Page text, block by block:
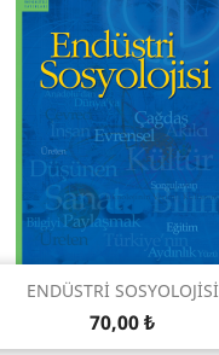
ENDÜSTRİ SOSYOLOJİSİ
Preis
70,00 ₺